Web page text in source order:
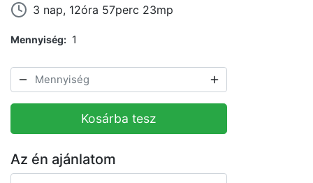
3 nap, 12óra 57perc 23mp
Mennyiség 1
Kosárba tesz
Az én ajánlatom